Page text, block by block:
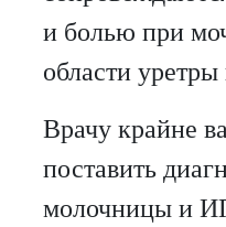
и болью при
области
Врачу крайне
поставить
молочницы и